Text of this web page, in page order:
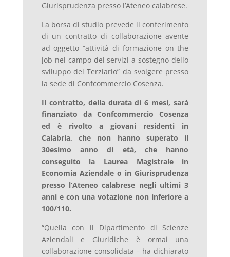
Giurisprudenza presso l’Ateneo calabrese.
La borsa di studio prevede il conferimento
di un contratto di collaborazione avente
ad oggetto “attività di formazione on the
job nel campo dei servizi a sostegno dello
sviluppo del Terziario” da svolgere presso
la sede di Confcommercio Cosenza.
Il contratto, della durata di 6 mesi, sarà
finanziato da Confcommercio Cosenza
ed è rivolto a giovani residenti in
Calabria, che non hanno superato il
30esimo anno di età, che hanno
conseguito la Laurea Magistrale in
Economia Aziendale o in Giurisprudenza
presso l’Ateneo calabrese negli ultimi 3
anni e con una votazione non inferiore a
100/110.
“Quella con il Dipartimento di Scienze
Aziendali e Giuridiche è ormai una
collaborazione consolidata – ha dichiarato